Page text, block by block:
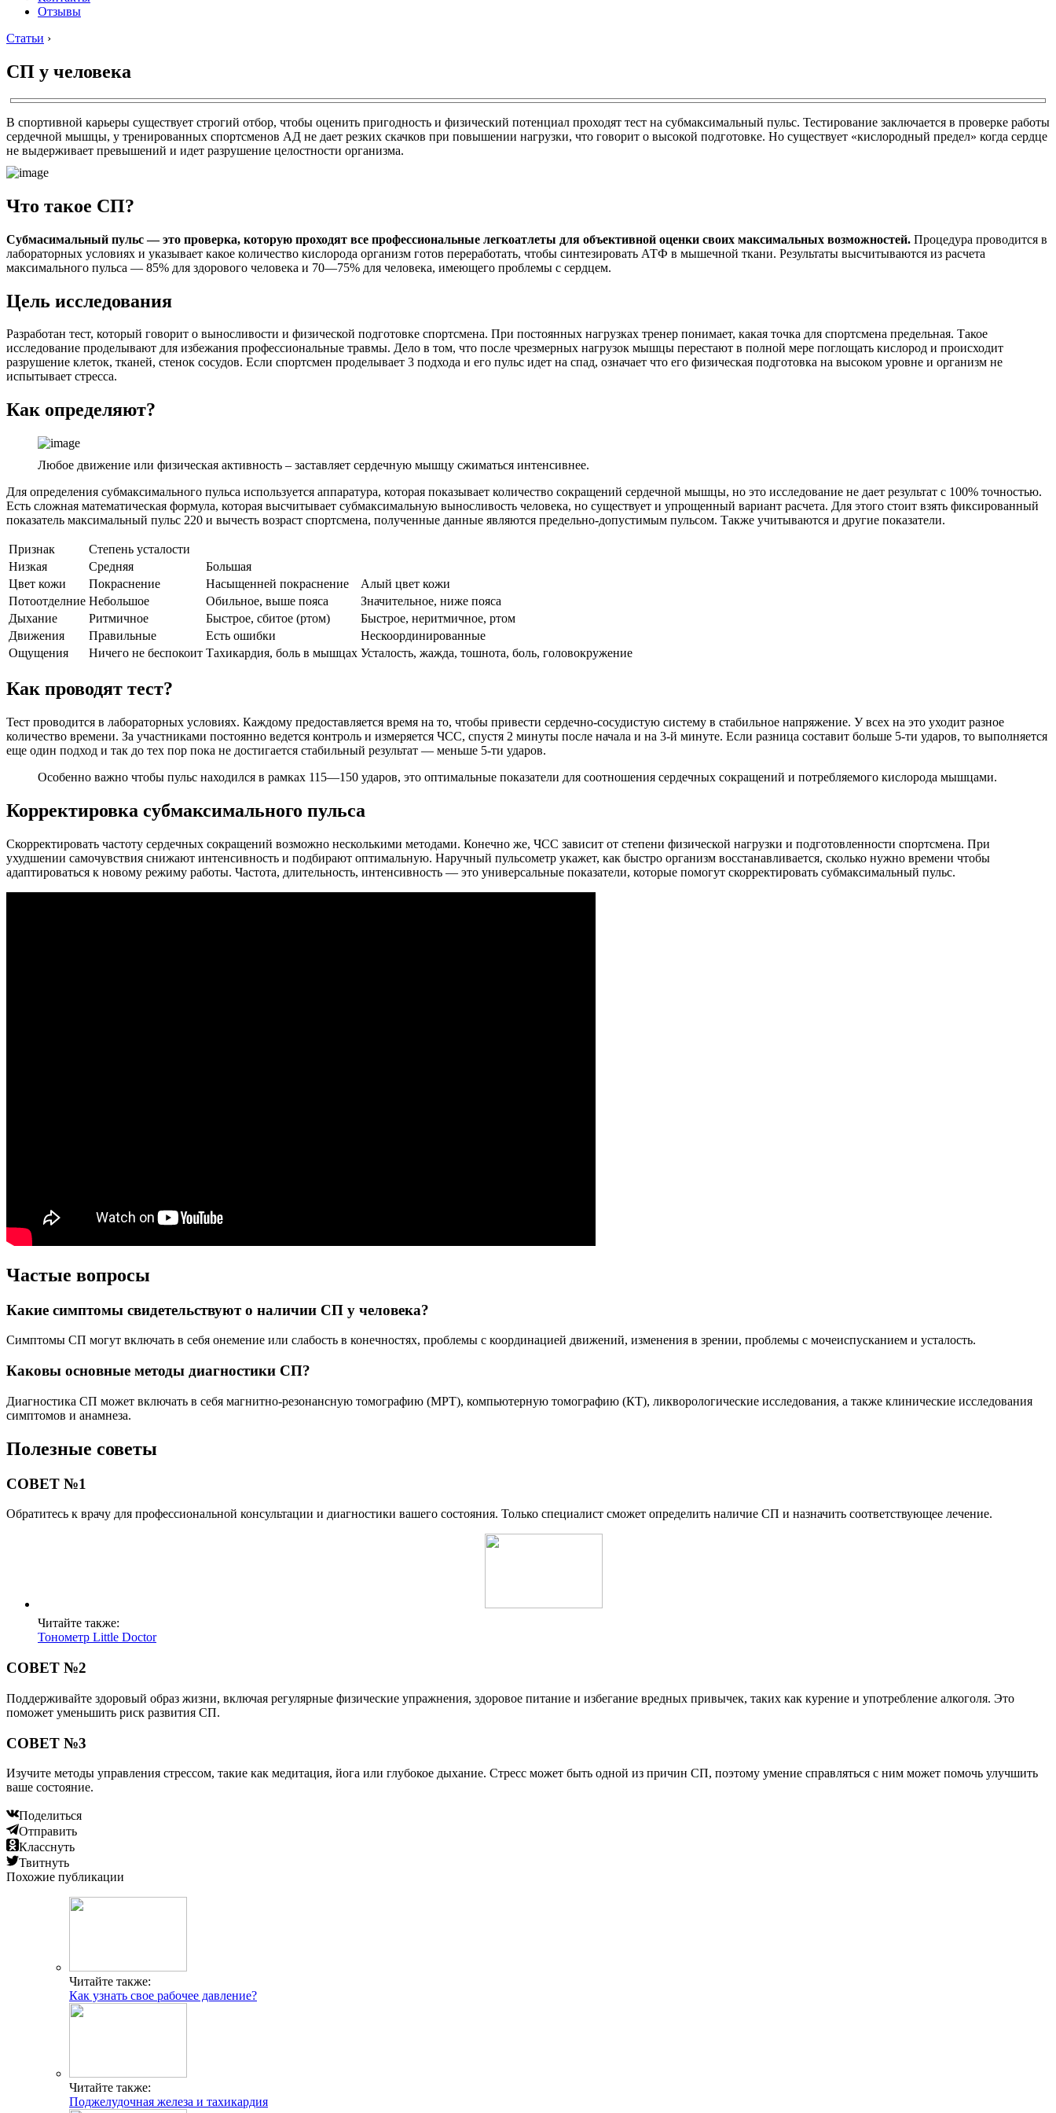
Отзывы
Статьи ›
СП у человека
В спортивной карьеры существует строгий отбор, чтобы оценить пригодность и физический потенциал проходят тест на субмаксимальный пульс. Тестирование заключается в проверке работы
сердечной мышцы, у тренированных спортсменов АД не дает резких скачков при повышении нагрузки, что говорит о высокой подготовке. Но существует «кислородный предел» когда сердце
не выдерживает превышений и идет разрушение целостности организма.
Что такое СП?
Субмасимальный пульс — это проверка, которую проходят все профессиональные легкоатлеты для объективной оценки своих максимальных возможностей. Процедура проводится в
лабораторных условиях и указывает какое количество кислорода организм готов переработать, чтобы синтезировать АТФ в мышечной ткани. Результаты высчитываются из расчета
максимального пульса — 85% для здорового человека и 70—75% для человека, имеющего проблемы с сердцем.
Цель исследования
Разработан тест, который говорит о выносливости и физической подготовке спортсмена. При постоянных нагрузках тренер понимает, какая точка для спортсмена предельная. Такое
исследование проделывают для избежания профессиональные травмы. Дело в том, что после чрезмерных нагрузок мышцы перестают в полной мере поглощать кислород и происходит
разрушение клеток, тканей, стенок сосудов. Если спортсмен проделывает 3 подхода и его пульс идет на спад, означает что его физическая подготовка на высоком уровне и организм не
испытывает стресса.
Как определяют?
Любое движение или физическая активность – заставляет сердечную мышцу сжиматься интенсивнее.
Для определения субмаксимального пульса используется аппаратура, которая показывает количество сокращений сердечной мышцы, но это исследование не дает результат с 100% точностью.
Есть сложная математическая формула, которая высчитывает субмаксимальную выносливость человека, но существует и упрощенный вариант расчета. Для этого стоит взять фиксированный
показатель максимальный пульс 220 и вычесть возраст спортсмена, полученные данные являются предельно-допустимым пульсом. Также учитываются и другие показатели.
Признак
Степень усталости
Низкая
Средняя
Большая
Цвет кожи
Покраснение Насыщенней покраснение
Алый цвет кожи
Потоотделние Небольшое Обильное, выше пояса
Значительное, ниже пояса
Дыхание
Ритмичное Быстрое, сбитое (ртом)
Быстрое, неритмичное, ртом
Движения
Правильные Есть ошибки
Нескоординированные
Ощущения
Ничего не беспокоит Тахикардия, боль в мышцах Усталость, жажда, тошнота, боль, головокружение
Как проводят тест?
Тест проводится в лабораторных условиях. Каждому предоставляется время на то, чтобы привести сердечно-сосудистую систему в стабильное напряжение. У всех на это уходит разное
количество времени. За участниками постоянно ведется контроль и измеряется ЧСС, спустя 2 минуты после начала и на 3-й минуте. Если разница составит больше 5-ти ударов, то выполняется
еще один подход и так до тех пор пока не достигается стабильный результат — меньше 5-ти ударов.
Особенно важно чтобы пульс находился в рамках 115—150 ударов, это оптимальные показатели для соотношения сердечных сокращений и потребляемого кислорода мышцами.
Корректировка субмаксимального пульса
Скорректировать частоту сердечных сокращений возможно несколькими методами. Конечно же, ЧСС зависит от степени физической нагрузки и подготовленности спортсмена. При
ухудшении самочувствия снижают интенсивность и подбирают оптимальную. Наручный пульсометр укажет, как быстро организм восстанавливается, сколько нужно времени чтобы
адаптироваться к новому режиму работы. Частота, длительность, интенсивность — это универсальные показатели, которые помогут скорректировать субмаксимальный пульс.
Частые вопросы
Какие симптомы свидетельствуют о наличии СП у человека?
Симптомы СП могут включать в себя онемение или слабость в конечностях, проблемы с координацией движений, изменения в зрении, проблемы с мочеиспусканием и усталость.
Каковы основные методы диагностики СП?
Диагностика СП может включать в себя магнитно-резонансную томографию (МРТ), компьютерную томографию (КТ), ликворологические исследования, а также клинические исследования
симптомов и анамнеза.
Полезные советы
СОВЕТ №1
Обратитесь к врачу для профессиональной консультации и диагностики вашего состояния. Только специалист сможет определить наличие СП и назначить соответствующее лечение.
Читайте также:
Тонометр Little Doctor
СОВЕТ №2
Поддерживайте здоровый образ жизни, включая регулярные физические упражнения, здоровое питание и избегание вредных привычек, таких как курение и употребление алкоголя. Это
поможет уменьшить риск развития СП.
СОВЕТ №3
Изучите методы управления стрессом, такие как медитация, йога или глубокое дыхание. Стресс может быть одной из причин СП, поэтому умение справляться с ним может помочь улучшить
ваше состояние.
Поделиться
Отправить
Класснуть
Твитнуть
Похожие публикации
Читайте также:
Как узнать свое рабочее давление?
Читайте также:
Поджелудочная железа и тахикардия